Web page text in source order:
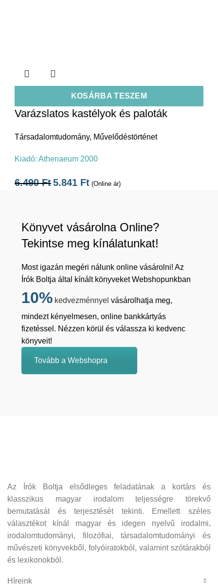
KOSÁRBA TESZEM
Varázslatos kastélyok és paloták
Társadalomtudomány, Művelődéstörténet
Kiadó: Athenaeum 2000
6.490Ft5.841 Ft (Online ár)
Könyvet vásárolna Online?
Tekintse meg kínálatunkat!
Most igazán megéri nálunk online vásárolni! Az
Írók Boltja által kínált könyveket Webshopunkban
10% kedvezménnyel vásárolhatja meg,
mindezt kényelmesen, online bankkártyás
fizetéssel. Nézzen körül és válassza ki kedvenc
könyveit!
Tovább a Webshopra
Az Írók Boltja elsődleges feladatának a kortárs és
klasszikus magyar irodalom teljességre törekvő
bemutatását és terjesztését tekinti. Emellett széles
választékot kínál magyar és idegen nyelvű irodalmi,
irodalomtudományi, filozófiai, társadalomtudományi és
művészeti könyvekből, folyóiratokból, valamint szótárakból
és lexikonokból.
Híreink